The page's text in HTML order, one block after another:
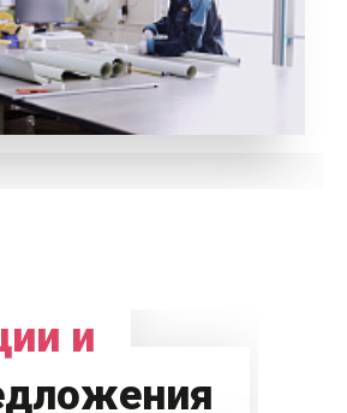
и